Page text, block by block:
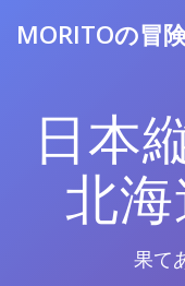
MORITOの冒
日本
北
果て